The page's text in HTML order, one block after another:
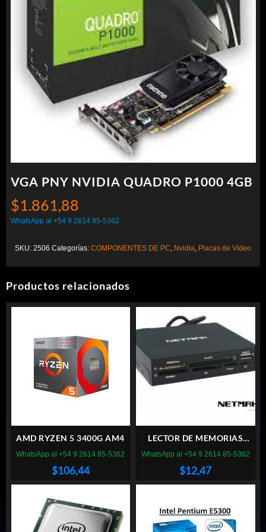
VGA PNY NVIDIA QUADRO P1000 4GB
$1.861,88
WhatsApp al +54 9 2614 85-5362
SKU: 2506 Categorías: COMPONENTES DE PC Nvidia Placas de Video
Productos relacionados
AMD RYZEN 5 3400G AM4
$106,44
WhatsApp al +54 9 2614 85-5362
LECTOR DE MEMORIAS
NETMAK NM-520 INTERNO
$12,47
WhatsApp al +54 9 2614 85-5362